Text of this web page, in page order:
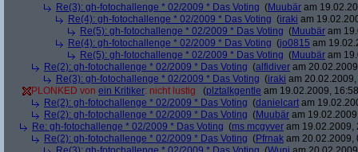
Re(3): gh-fotochallenge * 02/2009 * Das Voting (Muubär am
Re(4): gh-fotochallenge * 02/2009 * Das Voting (iraki am
Re(5): gh-fotochallenge * 02/2009 * Das Voting (Muubär am
Re(4): gh-fotochallenge * 02/2009 * Das Voting (jo0815 am
Re(5): gh-fotochallenge * 02/2009 * Das Voting (Muubär am
Re(2): gh-fotochallenge * 02/2009 * Das Voting (alfidiver am
Re(3): gh-fotochallenge * 02/2009 * Das Voting (iraki am
PLONKED von ein Kritiker: nicht lustig (plztalkgentle am 19.02.2009,
Re(2): gh-fotochallenge * 02/2009 * Das Voting (danielcart am
Re(2): gh-fotochallenge * 02/2009 * Das Voting (Muubär am
Re: gh-fotochallenge * 02/2009 * Das Voting (ms mcgyver am 19.02.2009,
Re(2): gh-fotochallenge * 02/2009 * Das Voting (Pfrnak am 20.02.2009,